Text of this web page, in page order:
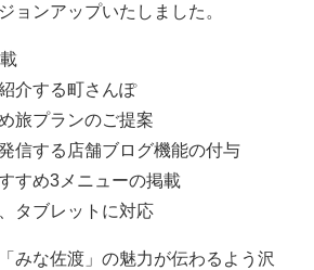
ョンアップいたしました。
介する町さんぽ
旅プランのご提案
信する店舗ブログ機能の付与
すめ3メニューの掲載
タブレットに対応
みな佐渡」の魅力が伝わるよう沢